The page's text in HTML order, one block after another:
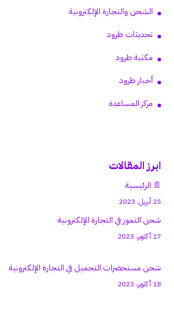
الشحن والتجارة الإلكترونية
تحديثات طرود
مكتبة طرود
أخبار طرود
مركز المساعدة
ابرز المقالات
📄 الرئيسية
25 أبريل، 2023
شحن التمور في التجارة الإلكترونية
17 أكتوبر، 2023
شحن مستحضرات التجميل في التجارة الإلكترونية
18 أكتوبر، 2023